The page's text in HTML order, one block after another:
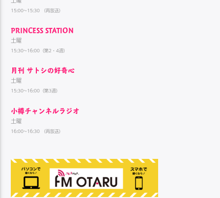
15:00~15:30 （再放送）
PRINCESS STATION
土曜
15:30~16:00（第2・4週）
月刊 サトシの好奇心
土曜
15:30~16:00（第3週）
小樽チャンネルラジオ
土曜
16:00~16:30 （再放送）